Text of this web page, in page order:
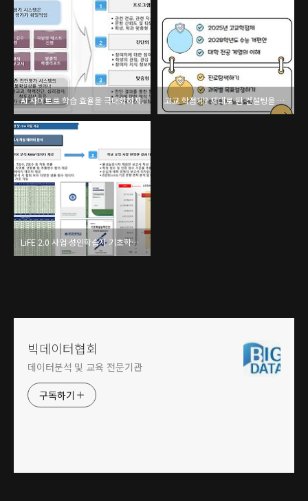
AI 사이트로 학습 효율을 극대화하자. 고교 학점제? 제대로 된 컨설팅을 진행해보자.
LiFE 2.0 사업 성인학습자 기초학습능력진단 진행 대학 모집
빅데이터협회
데이터분석 및 교육 전문기관
구독하기